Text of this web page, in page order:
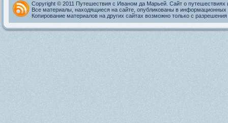
Copyright © 2011 Путешествия с Иваном да Марьей. Сайт о путешествиях
Все материалы, находящиеся на сайте, опубликованы в информационных
Копирование материалов на других сайтах возможно только с разрешения